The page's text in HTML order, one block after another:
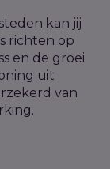
kan jij
richten op
en de groei
uit
van